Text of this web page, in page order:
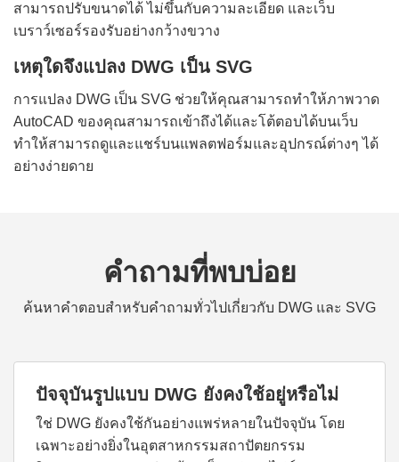
สามารถปรับขนาดได้ ไม่ขึ้นกับความละเอียด และเว็บ
เบราว์เซอร์รองรับอย่างกว้างขวาง
เหตุใดจึงแปลง DWG เป็น SVG
การแปลง DWG เป็น SVG ช่วยให้คุณสามารถทำให้ภาพวาด
AutoCAD ของคุณสามารถเข้าถึงได้และโต้ตอบได้บนเว็บ
ทำให้สามารถดูและแชร์บนแพลตฟอร์มและอุปกรณ์ต่างๆ ได้
อย่างง่ายดาย
คำถามที่พบบ่อย
ค้นหาคำตอบสำหรับคำถามทั่วไปเกี่ยวกับ DWG และ SVG
ปัจจุบันรูปแบบ DWG ยังคงใช้อยู่หรือไม่
ใช่ DWG ยังคงใช้กันอย่างแพร่หลายในปัจจุบัน โดย
เฉพาะอย่างยิ่งในอุตสาหกรรมสถาปัตยกรรม